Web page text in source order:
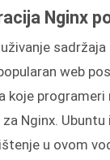
Nginx
web
koje programeri
Nginx.
u ovom